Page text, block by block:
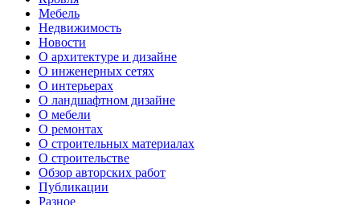
Мебель
Недвижимость
Новости
О архитектуре и дизайне
О инженерных сетях
О интерьерах
О ландшафтном дизайне
О мебели
О ремонтах
О строительных материалах
О строительстве
Обзор авторских работ
Публикации
Разное